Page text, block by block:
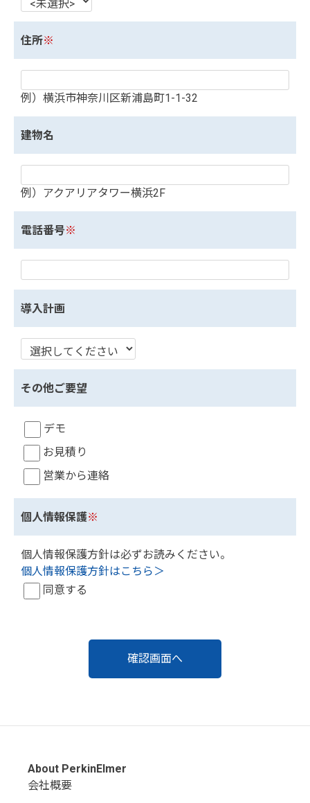
住所※
例）横浜市神奈川区新浦島町1-1-32
建物名
例）アクアリアタワー横浜2F
電話番号※
導入計画
その他ご要望
デモ
お見積り
営業から連絡
個人情報保護※
個人情報保護方針は必ずお読みください。
個人情報保護方針はこちら＞
同意する
About PerkinElmer
会社概要